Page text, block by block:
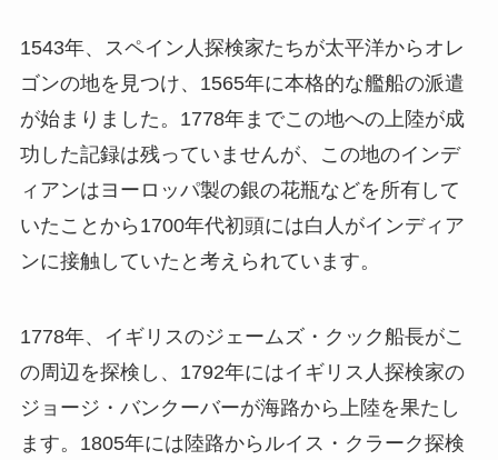
1543年、スペイン人探検家たちが太平洋からオレ
ゴンの地を見つけ、1565年に本格的な艦船の派遣
が始まりました。1778年までこの地への上陸が成
功した記録は残っていませんが、この地のインデ
ィアンはヨーロッパ製の銀の花瓶などを所有して
いたことから1700年代初頭には白人がインディア
ンに接触していたと考えられています。
1778年、イギリスのジェームズ・クック船長がこ
の周辺を探検し、1792年にはイギリス人探検家の
ジョージ・バンクーバーが海路から上陸を果たし
ます。1805年には陸路からルイス・クラーク探検